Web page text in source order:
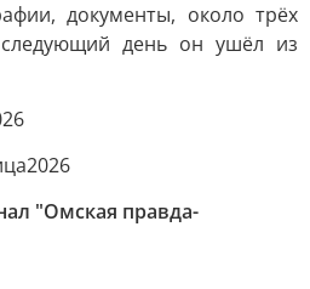
документы, около трёх
день он ушёл из
"Омская правда-